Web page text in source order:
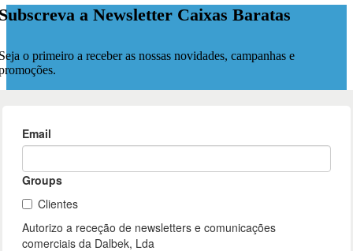
a Newsletter Caixas Baratas
o primeiro a receber as nossas novidades, campanhas e